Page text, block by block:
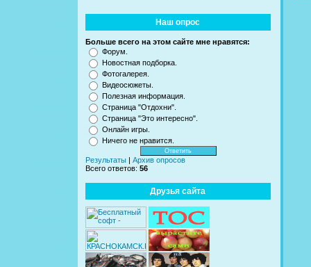
Наш опрос
Больше всего на этом сайте мне нравятся:
Форум.
Новостная подборка.
Фотогалерея.
Видеосюжеты.
Полезная информация.
Страница "Отдохни".
Страница "Это интересно".
Онлайн игры.
Ничего не нравится.
Результаты
Архив опросов
Всего ответов: 56
Друзья сайта